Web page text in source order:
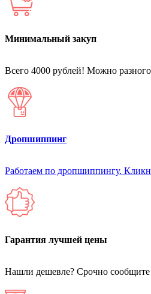
Минимальный закуп
Всего 4000 рублей! Можно
Дропшиппинг
Работаем по дропшиппингу.
Гарантия лучшей цены
Нашли дешевле? Срочно